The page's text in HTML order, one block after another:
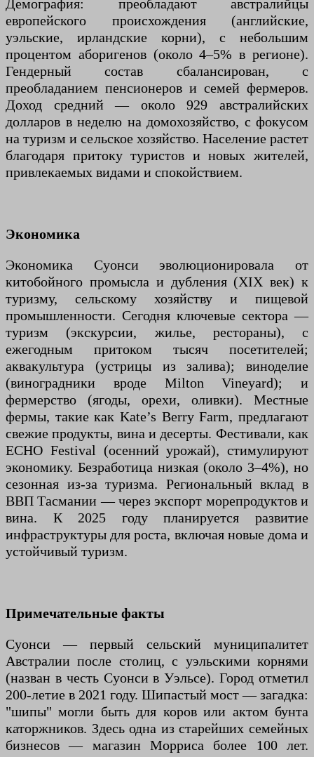
Демография: преобладают австралийцы
европейского происхождения (английские,
уэльские, ирландские корни), с небольшим
процентом аборигенов (около 4–5% в регионе).
Гендерный состав сбалансирован, с
преобладанием пенсионеров и семей фермеров.
Доход средний — около 929 австралийских
долларов в неделю на домохозяйство, с фокусом
на туризм и сельское хозяйство. Население растет
благодаря притоку туристов и новых жителей,
привлекаемых видами и спокойствием.
Экономика
Экономика Суонси эволюционировала от
китобойного промысла и дубления (XIX век) к
туризму, сельскому хозяйству и пищевой
промышленности. Сегодня ключевые сектора —
туризм (экскурсии, жилье, рестораны), с
ежегодным притоком тысяч посетителей;
аквакультура (устрицы из залива); виноделие
(виноградники вроде Milton Vineyard); и
фермерство (ягоды, орехи, оливки). Местные
фермы, такие как Kate’s Berry Farm, предлагают
свежие продукты, вина и десерты. Фестивали, как
ECHO Festival (осенний урожай), стимулируют
экономику. Безработица низкая (около 3–4%), но
сезонная из-за туризма. Региональный вклад в
ВВП Тасмании — через экспорт морепродуктов и
вина. К 2025 году планируется развитие
инфраструктуры для роста, включая новые дома и
устойчивый туризм.
Примечательные факты
Суонси — первый сельский муниципалитет
Австралии после столиц, с уэльскими корнями
(назван в честь Суонси в Уэльсе). Город отметил
200-летие в 2021 году. Шипастый мост — загадка:
"шипы" могли быть для коров или актом бунта
каторжников. Здесь одна из старейших семейных
бизнесов — магазин Морриса более 100 лет.